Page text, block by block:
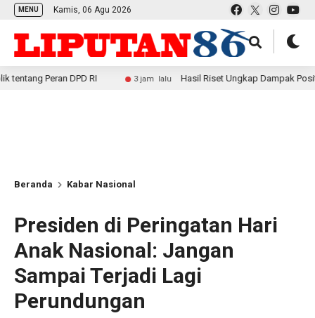
MENU Kamis, 06 Agu 2026
DPD RI 3 jam lalu Hasil Riset Ungkap Dampak Positif MBG
Beranda Kabar Nasional
Presiden di Peringatan Hari
Anak Nasional: Jangan
Sampai Terjadi Lagi
Perundungan